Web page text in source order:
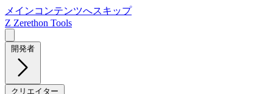
メインコンテンツへスキップ
Z Zerethon Tools
開発者
クリエイター